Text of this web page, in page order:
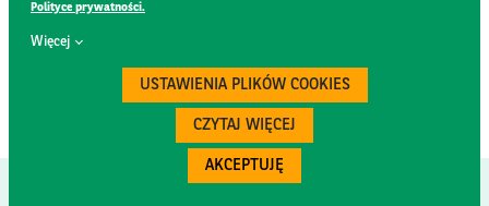
Polityce prywatności.
Więcej
USTAWIENIA PLIKÓW COOKIES
CZYTAJ WIĘCEJ
AKCEPTUJĘ
KONTAKT
REGULAMIN STRONY
POLITYKA PRYWATNOŚCI